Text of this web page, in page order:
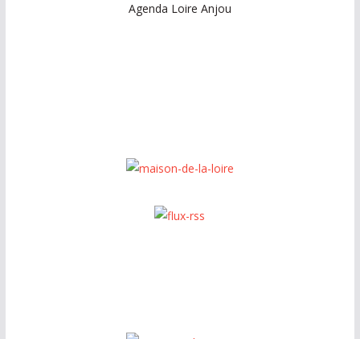
Agenda Loire Anjou